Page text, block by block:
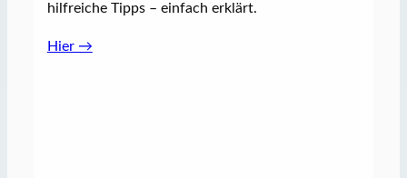
hilfreiche Tipps – einfach erklärt.
Hier →